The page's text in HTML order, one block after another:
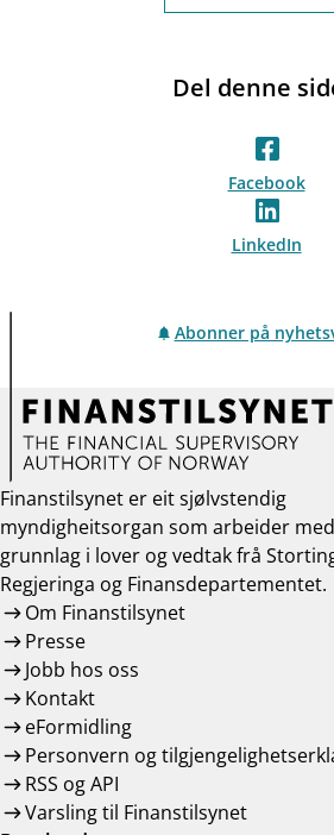
Del denne
Facebook
LinkedIn
Abonner på
Finanstilsynet er eit sjølvstendig
myndigheitsorgan som arbeider med
grunnlag i lover og vedtak frå
Regjeringa og Finansdepartementet.
Om Finanstilsynet
Presse
Jobb hos oss
Kontakt
eFormidling
Personvern og
RSS og API
Varsling til Finanstilsynet